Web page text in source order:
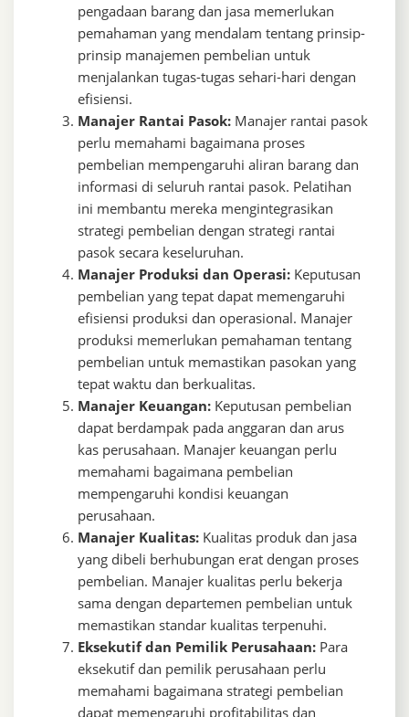
pengadaan barang dan jasa memerlukan
pemahaman yang mendalam tentang prinsip-
prinsip manajemen pembelian untuk
menjalankan tugas-tugas sehari-hari dengan
efisiensi.
Manajer Rantai Pasok: Manajer rantai pasok
perlu memahami bagaimana proses
pembelian mempengaruhi aliran barang dan
informasi di seluruh rantai pasok. Pelatihan
ini membantu mereka mengintegrasikan
strategi pembelian dengan strategi rantai
pasok secara keseluruhan.
Manajer Produksi dan Operasi: Keputusan
pembelian yang tepat dapat memengaruhi
efisiensi produksi dan operasional. Manajer
produksi memerlukan pemahaman tentang
pembelian untuk memastikan pasokan yang
tepat waktu dan berkualitas.
Manajer Keuangan: Keputusan pembelian
dapat berdampak pada anggaran dan arus
kas perusahaan. Manajer keuangan perlu
memahami bagaimana pembelian
mempengaruhi kondisi keuangan
perusahaan.
Manajer Kualitas: Kualitas produk dan jasa
yang dibeli berhubungan erat dengan proses
pembelian. Manajer kualitas perlu bekerja
sama dengan departemen pembelian untuk
memastikan standar kualitas terpenuhi.
Eksekutif dan Pemilik Perusahaan: Para
eksekutif dan pemilik perusahaan perlu
memahami bagaimana strategi pembelian
dapat memengaruhi profitabilitas dan